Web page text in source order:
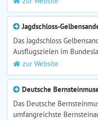
Jagdschloss-
Das Jagdschloss
Ausflugszielen im
zur Website
Deutsche
Das Deutsche
umfangreichste